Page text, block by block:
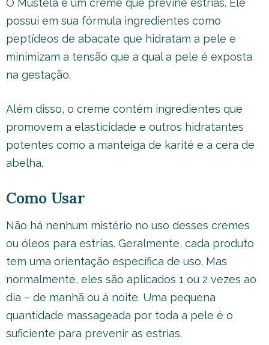
O Mustela é um creme que previne estrias. Ele
possui em sua fórmula ingredientes como
peptídeos de abacate que hidratam a pele e
minimizam a tensão que a qual a pele é exposta
na gestação.
Além disso, o creme contém ingredientes que
promovem a elasticidade e outros hidratantes
potentes como a manteiga de karité e a cera de
abelha.
Como Usar
Não há nenhum mistério no uso desses cremes
ou óleos para estrias. Geralmente, cada produto
tem uma orientação específica de uso. Mas
normalmente, eles são aplicados 1 ou 2 vezes ao
dia – de manhã ou à noite. Uma pequena
quantidade massageada por toda a pele é o
suficiente para prevenir as estrias.